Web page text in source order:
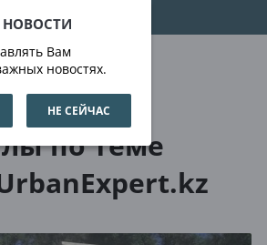
Вам
новостях.
НЕ СЕЙЧАС
по теме